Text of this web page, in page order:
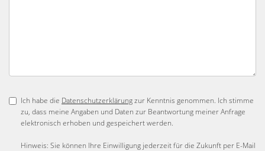
Ich habe die Datenschutzerklärungzur Kenntnis genommen. Ich stimme
zu, dass meine Angaben und Daten zur Beantwortung meiner Anfrage
elektronisch erhoben und gespeichert werden.
Hinweis: Sie können Ihre Einwilligung jederzeit für die Zukunft per E-Mail